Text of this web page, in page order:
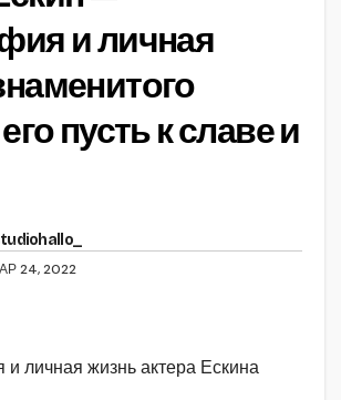
и личная
пусть к славе и
24, 2022